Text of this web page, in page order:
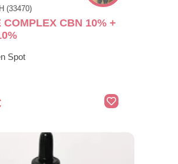
(33470)
COMPLEX CBN 10% +
Spot